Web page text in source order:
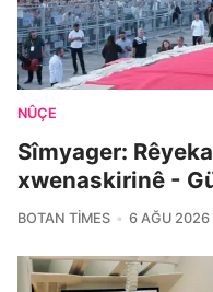
NÛÇE
Sîmyager:
xwenaskirinê -
BOTAN TIMES 6 AĞU 2026